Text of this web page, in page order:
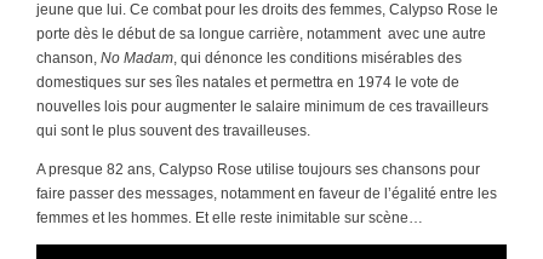
jeune que lui. Ce combat pour les droits des femmes, Calypso Rose le
porte dès le début de sa longue carrière, notamment avec une autre
chanson, No Madam, qui dénonce les conditions misérables des
domestiques sur ses îles natales et permettra en 1974 le vote de
nouvelles lois pour augmenter le salaire minimum de ces travailleurs
qui sont le plus souvent des travailleuses.
A presque 82 ans, Calypso Rose utilise toujours ses chansons pour
faire passer des messages, notamment en faveur de l’égalité entre les
femmes et les hommes. Et elle reste inimitable sur scène…